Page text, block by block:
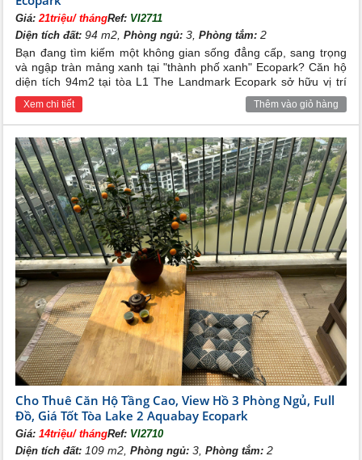
Giá:21triệu/ thángRef: VI2711
Diện tích đất: 94 m2,Phòng ngủ: 3,Phòng tắm: 2
Bạn đang tìm kiếm một không gian sống đẳng cấp, sang trọng
và ngập tràn mảng xanh tại "thành phố xanh" Ecopark? Căn hộ
diện tích 94m2 tại tòa L1 The Landmark Ecopark sở hữu vị trí
tầng cao view thoáng đãng cùng hệ thống full đồ nội thất đẹp
lung linh chính là lựa chọn hoàn hảo dành cho gia đình bạn.
Xem chi tiết Thêm vào giỏ hàng
Cho Thuê Căn Hộ Tầng Cao, View Hồ 3 Phòng Ngủ, Full
Đồ, Giá Tốt Tòa Lake 2 Aquabay Ecopark
Giá:14triệu/ thángRef: VI2710
Diện tích đất: 109 m2,Phòng ngủ: 3,Phòng tắm: 2